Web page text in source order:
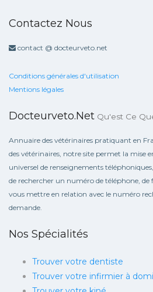
Contactez Nous
contact @ docteurveto.net
Conditions générales d'utilisation
Mentions légales
Docteurveto.net Qu'est Ce
Annuaire des vétérinaires pratiquant en
des vétérinaires, notre site permet la mise
universel de renseignements
de rechercher un numéro de téléphone, de
vous mettre en relation avec le numéro
demande.
Nos Spécialités
Trouver votre dentiste
Trouver votre infirmier à